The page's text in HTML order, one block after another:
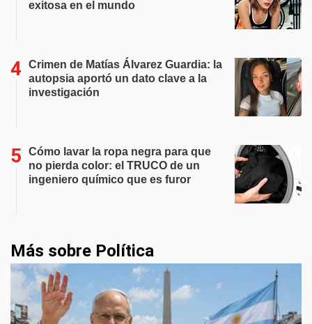
exitosa en el mundo
Crimen de Matías Álvarez Guardia: la
autopsia aportó un dato clave a la
investigación
Cómo lavar la ropa negra para que
no pierda color: el TRUCO de un
ingeniero químico que es furor
Más sobre Política